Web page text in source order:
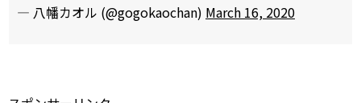
— 八幡カオル (@gogokaochan) March 16, 2020